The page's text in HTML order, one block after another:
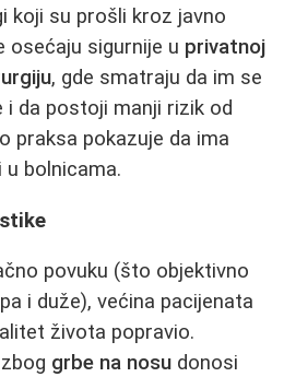
koji su prošli kroz javno
osećaju sigurnije u privatnoj
, gde smatraju da im se
i da postoji manji rizik od
praksa pokazuje da ima
bolnicama.
povuku (što objektivno
i duže), većina pacijenata
života popravio.
grbe na nosu donosi